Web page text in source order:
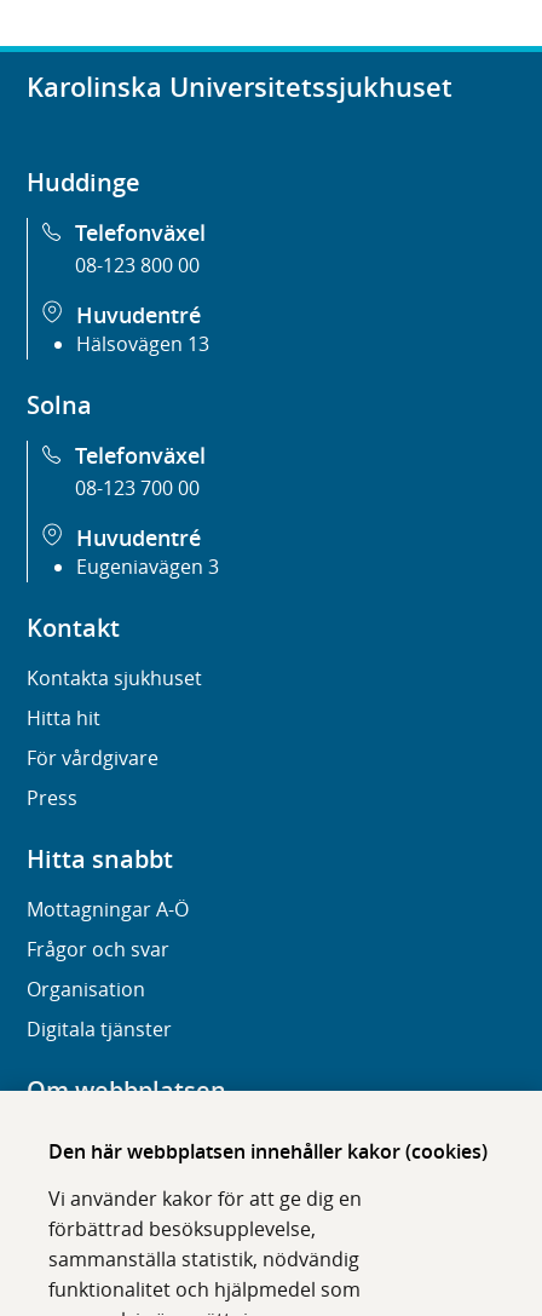
Den här webbplatsen innehåller kakor (cookies)
Vi använder kakor för att ge dig en
förbättrad besöksupplevelse,
sammanställa statistik, nödvändig
funktionalitet och hjälpmedel som
Karolinska Universitetssjukhuset
Huddinge
Telefonväxel
08-123 800 00
Huvudentré
Hälsovägen 13
Solna
Telefonväxel
08-123 700 00
Huvudentré
Eugeniavägen 3
Kontakt
Kontakta sjukhuset
Hitta hit
För vårdgivare
Press
Hitta snabbt
Mottagningar A-Ö
Frågor och svar
Organisation
Digitala tjänster
Om webbplatsen
Om karolinska.se
Tillgänglighet
Om cookies